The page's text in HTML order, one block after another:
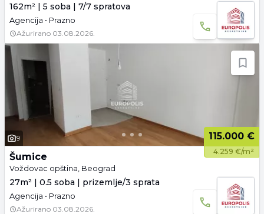
162m² | 5 soba | 7/7 spratova
Agencija • Prazno
Ažurirano 03.08.2026.
9 115.000 €
4.259 €/m²
Šumice
Voždovac opština, Beograd
27m² | 0.5 soba | prizemlje/3 sprata
Agencija • Prazno
Ažurirano 03.08.2026.